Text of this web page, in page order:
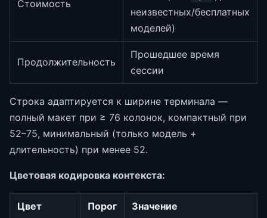
Стоимость
неизвестных/бесплатных
моделей)
Продолжительность
Прошедшее время
сессии
Строка адаптируется к ширине терминала —
полный макет при ≥ 76 колонок, компактный при
52–75, минимальный (только модель +
длительность) при менее 52.
Цветовая кодировка контекста:
Цвет Порог Значение